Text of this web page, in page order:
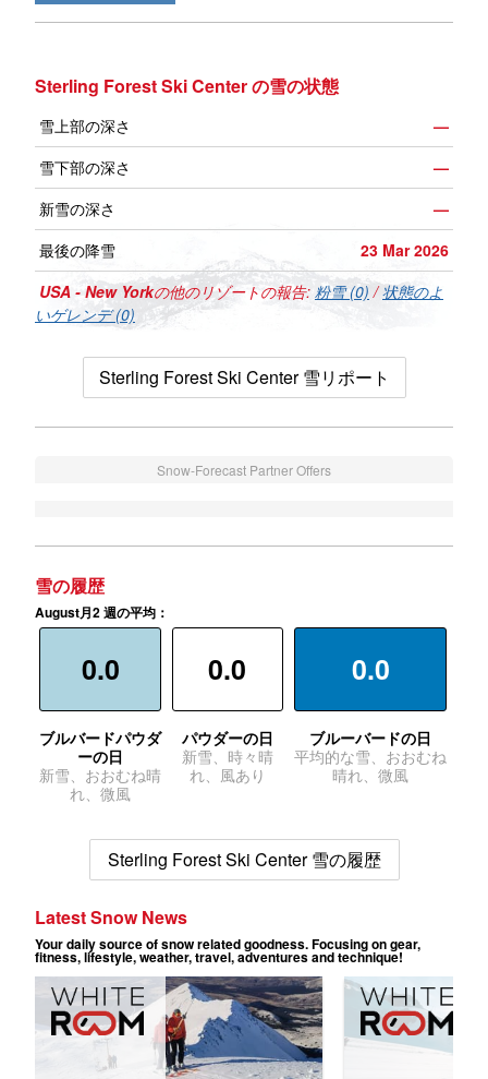
Sterling Forest Ski Center の雪の状態
雪上部の深さ
—
雪下部の深さ
—
新雪の深さ
—
最後の降雪
23 Mar 2026
USA - New Yorkの他のリゾートの報告: 粉雪 (0) /状態のよ
いゲレンデ (0)
Sterling Forest Ski Center 雪リポート
Snow-Forecast Partner Offers
雪の履歴
August月2 週の平均：
0.0
ブルバードパウダ
ーの日
新雪、おおむね晴
れ、微風
0.0
パウダーの日
新雪、時々晴
れ、風あり
0.0
ブルーバードの日
平均的な雪、おおむね
晴れ、微風
Sterling Forest Ski Center 雪の履歴